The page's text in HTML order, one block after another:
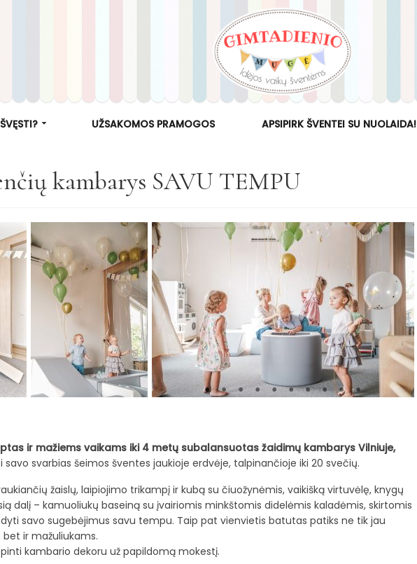
UŽSAKOMOS PRAMOGOS APSIPIRK ŠVENTEI SU NUOLAIDA!
kambarys SAVU TEMPU
ir mažiems vaikams iki 4 metų subalansuotas žaidimų kambarys Vilniuje,
svarbias šeimos šventes jaukioje erdvėje, talpinančioje iki 20 svečių.
žaislų, laipiojimo trikampį ir kubą su čiuožynėmis, vaikišką virtuvėlę, knygų
dalį – kamuoliukų baseiną su įvairiomis minkštomis didelėmis kaladėmis, skirtomis
savo sugebėjimus savu tempu. Taip pat vienvietis batutas patiks ne tik jau
ir mažuliukams.
kambario dekoru už papildomą mokestį.